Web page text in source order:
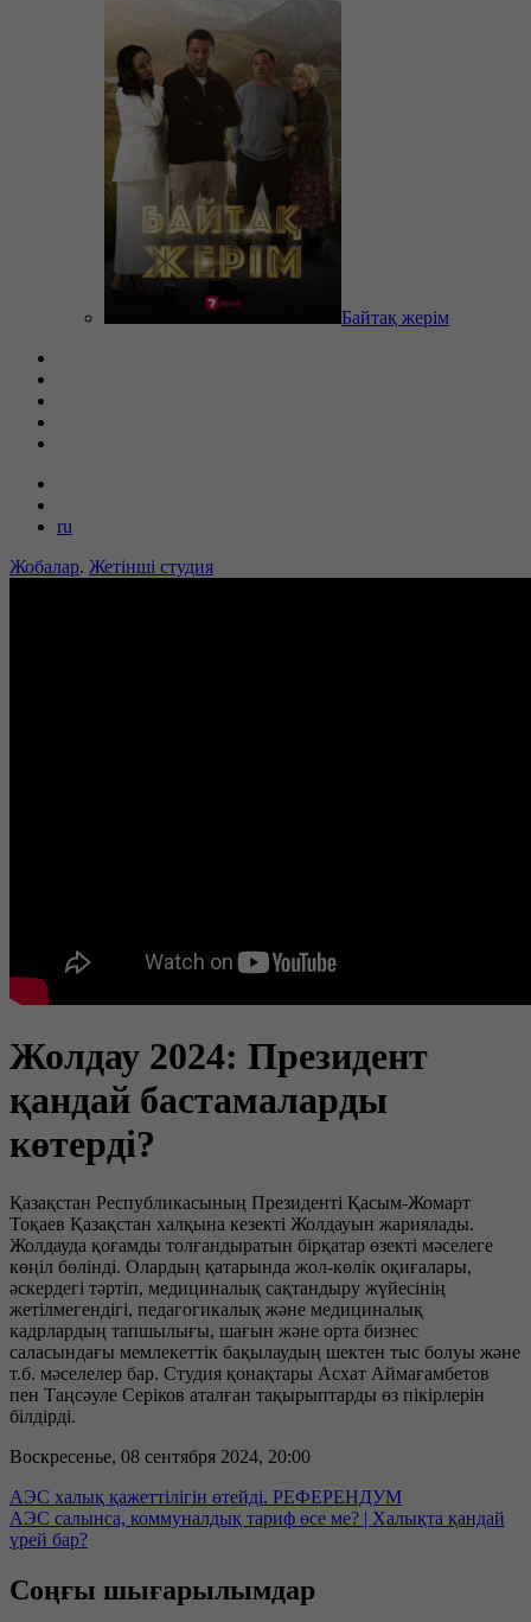
Байтақ жерім
ru
Жобалар. Жетінші студия
Жолдау 2024: Президент
қандай бастамаларды
көтерді?
Қазақстан Республикасының Президенті Қасым-Жомарт
Тоқаев Қазақстан халқына кезекті Жолдауын жариялады.
Жолдауда қоғамды толғандыратын бірқатар өзекті мәселеге
көңіл бөлінді. Олардың қатарында жол-көлік оқиғалары,
әскердегі тәртіп, медициналық сақтандыру жүйесінің
жетілмегендігі, педагогикалық және медициналық
кадрлардың тапшылығы, шағын және орта бизнес
саласындағы мемлекеттік бақылаудың шектен тыс болуы және
т.б. мәселелер бар. Студия қонақтары Асхат Аймағамбетов
пен Таңсәуле Серіков аталған тақырыптарды өз пікірлерін
білдірді.
Воскресенье, 08 сентября 2024, 20:00
АЭС халық қажеттілігін өтейді. РЕФЕРЕНДУМ
АЭС салынса, коммуналдық тариф өсе ме? | Халықта қандай
үрей бар?
Соңғы шығарылымдар